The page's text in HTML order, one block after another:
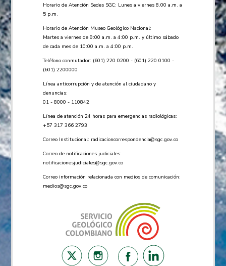
Horario de Atención Sedes SGC: Lunes a viernes 8.00 a.m. a
5 p.m.
Horario de Atención Museo Geológico Nacional:
Martes a viernes de 9:00 a.m. a 4:00 p.m. y último sábado
de cada mes de 10:00 a.m. a 4:00 p.m.
Teléfono conmutador: (601) 220 0200 - (601) 220 0100 -
(601) 2200000
Línea anticorrupción y de atención al ciudadano y
denuncias:
01 - 8000 - 110842
Línea de atención 24 horas para emergencias radiológicas:
+57 ​317 366 2793
Correo Institucional: radicacioncorrespondencia@sgc.gov.co
Correo de notificaciones judiciales:
notificacionesjudiciales@sgc.gov.co
Correo información relacionada con medios de comunicación:
medios@sgc.gov.co